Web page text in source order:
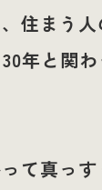
住まう
年と関
て真っ